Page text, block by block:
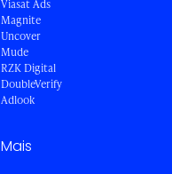
Viasat Ads
Magnite
Uncover
Mude
RZK Digital
DoubleVerify
Adlook
Mais